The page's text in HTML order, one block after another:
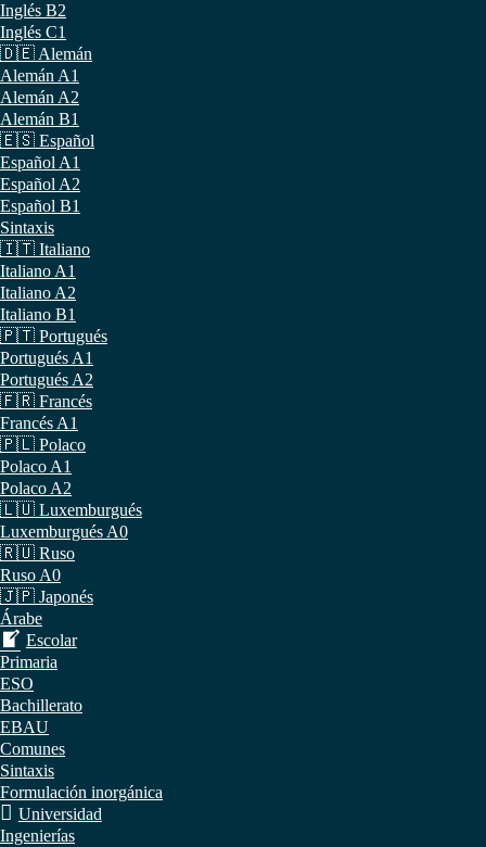
Inglés B2
Inglés C1
🇩🇪 Alemán
Alemán A1
Alemán A2
Alemán B1
🇪🇸 Español
Español A1
Español A2
Español B1
Sintaxis
🇮🇹 Italiano
Italiano A1
Italiano A2
Italiano B1
🇵🇹 Portugués
Portugués A1
Portugués A2
🇫🇷 Francés
Francés A1
🇵🇱 Polaco
Polaco A1
Polaco A2
🇱🇺 Luxemburgués
Luxemburgués A0
🇷🇺 Ruso
Ruso A0
🇯🇵 Japonés
Árabe
Escolar
Primaria
ESO
Bachillerato
EBAU
Comunes
Sintaxis
Formulación inorgánica
Universidad
Ingenierías